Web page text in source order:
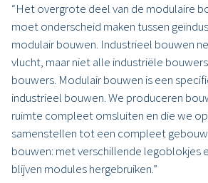
“Het overgrote deel van de modulaire
moet onderscheid maken tussen
modulair bouwen. Industrieel bouwen
vlucht, maar niet alle industriële
bouwers. Modulair bouwen is een
industrieel bouwen. We produceren
ruimte compleet omsluiten en die we
samenstellen tot een compleet
bouwen: met verschillende legoblokjes
blijven modules hergebruiken.”